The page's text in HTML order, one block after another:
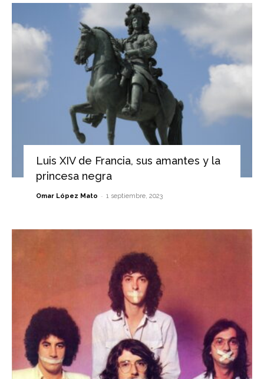
Luis XIV de Francia, sus amantes y la
princesa negra
Omar López Mato - 1 septiembre, 2023